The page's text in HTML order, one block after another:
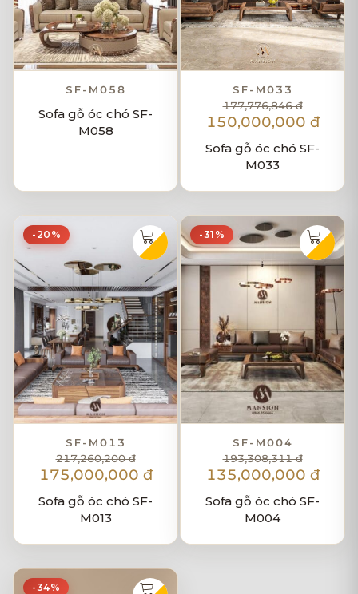
SF-M058
Sofa gỗ óc chó SF-
M058
SF-M033
177,776,846 đ
150,000,000 đ
Sofa gỗ óc chó SF-
M033
-20%
SF-M013
217,260,200 đ
175,000,000 đ
Sofa gỗ óc chó SF-
M013
-31%
SF-M004
193,308,311 đ
135,000,000 đ
Sofa gỗ óc chó SF-
M004
-34%